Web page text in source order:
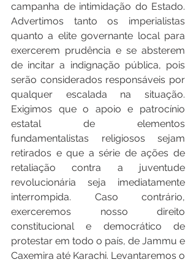
campanha de intimidação do Estado.
Advertimos tanto os imperialistas
quanto a elite governante local para
exercerem prudência e se absterem
de incitar a indignação pública, pois
serão considerados responsáveis por
qualquer escalada na situação.
Exigimos que o apoio e patrocínio
estatal de elementos
fundamentalistas religiosos sejam
retirados e que a série de ações de
retaliação contra a juventude
revolucionária seja imediatamente
interrompida. Caso contrário,
exerceremos nosso direito
constitucional e democrático de
protestar em todo o país, de Jammu e
Caxemira até Karachi. Levantaremos o